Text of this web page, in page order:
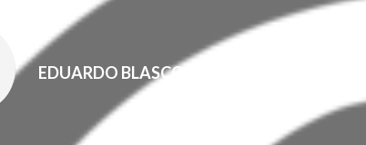
EDUARDO BLASCO